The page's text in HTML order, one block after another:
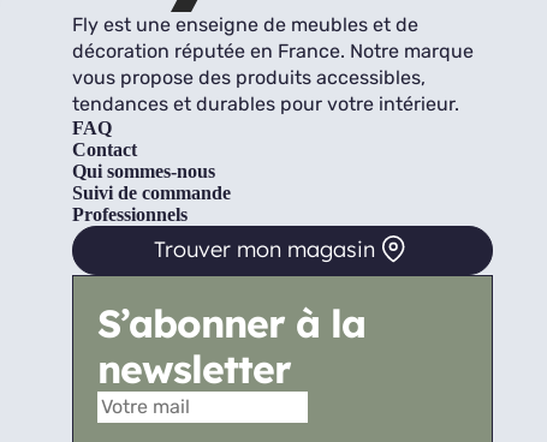
Fly est une enseigne de meubles et de
décoration réputée en France. Notre marque
vous propose des produits accessibles,
tendances et durables pour votre intérieur.
FAQ
Contact
Qui sommes-nous
Suivi de commande
Professionnels
Trouver mon magasin
S’abonner à la
newsletter